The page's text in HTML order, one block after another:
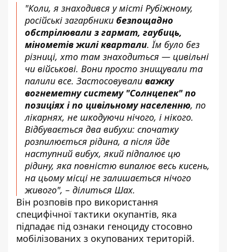
"Коли, я знаходився у місті Рубіжному,
російські загарбники безпощадно
обстрілювали з гармат, гаубиць,
мінометів жилі квартали. Їм було без
різниці, хто там знаходиться — цивільні
чи військові. Вони просто знищували та
палили все. Застосовували важку
вогнеметну систему "Солнцепек" по
позиціях і по цивільному населенню, по
лікарнях, не шкодуючи нічого, і нікого.
Відбувається два вибухи: спочатку
розпилюється рідина, а після йде
наступний вибух, який підпалює цю
рідину, яка повністю випалює весь кисень,
на цьому місці не залишається нічого
живого", – ділиться Шах.
Він розповів про використання
специфічної тактики окупантів, яка
підпадає під ознаки геноциду стосовно
мобілізованих з окупованих територій.